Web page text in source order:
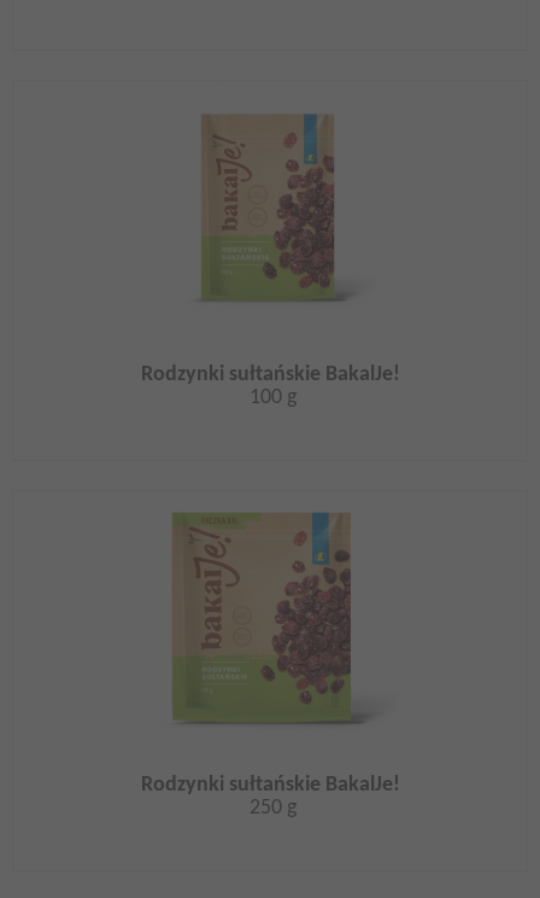
Rodzynki sułtańskie BakalJe!
100 g
Rodzynki sułtańskie BakalJe!
250 g